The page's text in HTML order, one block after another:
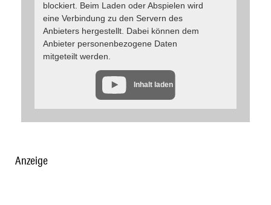
blockiert. Beim Laden oder Abspielen wird
eine Verbindung zu den Servern des
Anbieters hergestellt. Dabei können dem
Anbieter personenbezogene Daten
mitgeteilt werden.
Inhalt laden
Anzeige